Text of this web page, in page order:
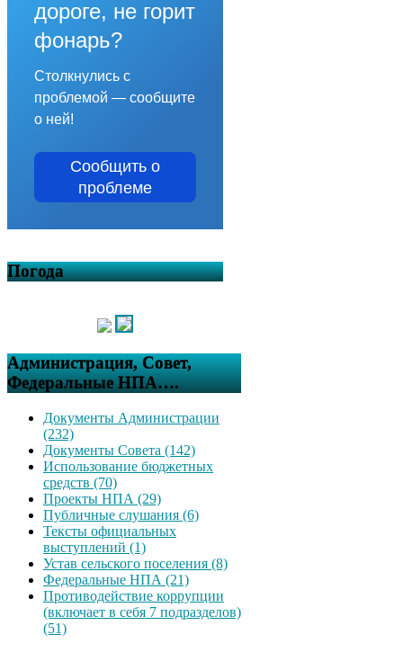
дороге, не горит
фонарь?
Столкнулись с
проблемой — сообщите
о ней!
Сообщить о
проблеме
Погода
Администрация, Совет,
Федеральные НПА….
Документы Администрации
(232)
Документы Совета (142)
Использование бюджетных
средств (70)
Проекты НПА (29)
Публичные слушания (6)
Тексты официальных
выступлений (1)
Устав сельского поселения (8)
Федеральные НПА (21)
Противодействие коррупции
(включает в себя 7 подразделов)
(51)